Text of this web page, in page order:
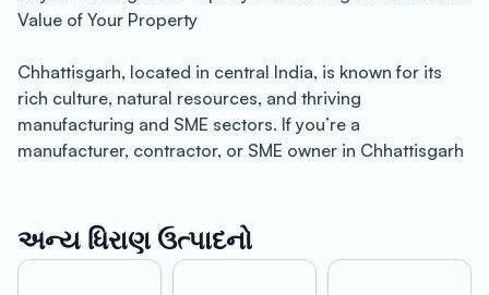
Value of Your Property
Chhattisgarh, located in central India, is known for its
rich culture, natural resources, and thriving
manufacturing and SME sectors. If you’re a
manufacturer, contractor, or SME owner in Chhattisgarh
your ideal solution.
અન્ય ધિરાણ ઉત્પાદનો